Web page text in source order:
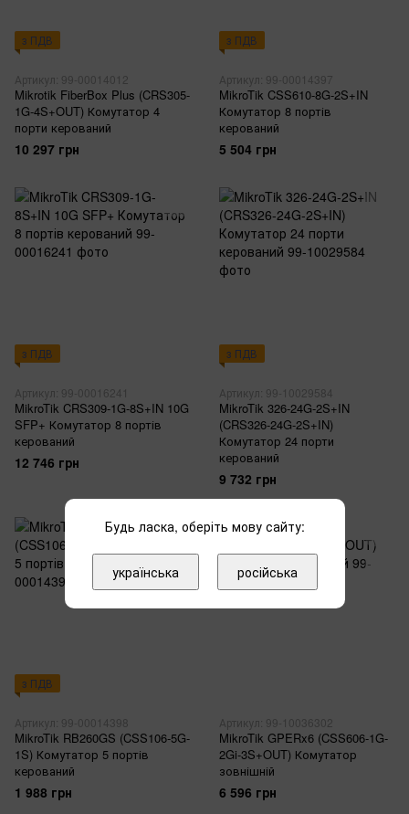
з ПДВ
Артикул: 99-00014012
Mikrotik FiberBox Plus (CRS305-
1G-4S+OUT) Комутатор 4
порти керований
10 297 грн
з ПДВ
Артикул: 99-00014397
MikroTik CSS610-8G-2S+IN
Комутатор 8 портів
керований
5 504 грн
з ПДВ
Артикул: 99-00016241
MikroTik CRS309-1G-8S+IN 10G
SFP+ Комутатор 8 портів
керований
12 746 грн
з ПДВ
Артикул: 99-10029584
MikroTik 326-24G-2S+IN
(CRS326-24G-2S+IN)
Комутатор 24 порти
керований
9 732 грн
з ПДВ
Артикул: 99-00014398
MikroTik RB260GS (CSS106-5G-
1S) Комутатор 5 портів
керований
1 988 грн
Артикул: 99-10036302
MikroTik GPERx6 (CSS606-1G-
2Gi-3S+OUT) Комутатор
зовнішній
6 596 грн
Будь ласка, оберіть мову сайту:
українська російська